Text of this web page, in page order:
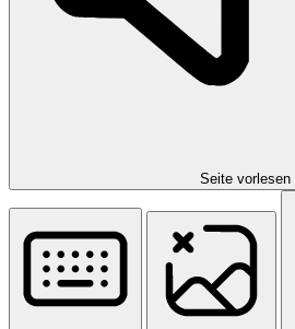
Seite vorlesen